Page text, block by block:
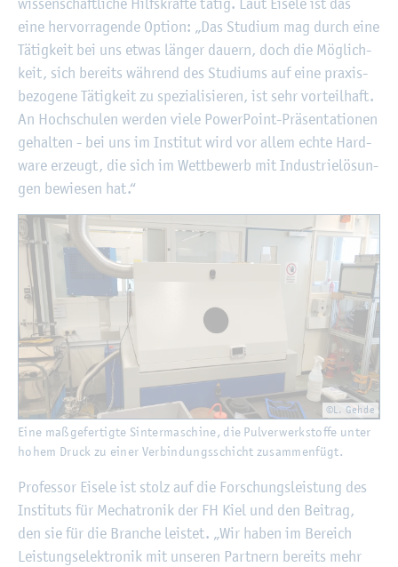
eine her­vor­ra­gen­de Op­ti­on: „Das Stu­di­um mag durch eine
Tä­tig­keit bei uns etwas län­ger dau­ern, doch die Mög­lich­
keit, sich be­reits wäh­rend des Stu­di­ums auf eine pra­xis­
be­zo­ge­ne Tä­tig­keit zu spe­zia­li­sie­ren, ist sehr vor­teil­haft.
An Hoch­schu­len wer­den viele Power­Point-Prä­sen­ta­tio­nen
ge­hal­ten - bei uns im In­sti­tut wird vor allem echte Hard­
ware er­zeugt, die sich im Wett­be­werb mit In­dus­trie­lö­sun­
gen be­wie­sen hat.“
©L. Gehde
Eine ma­ß­ge­fer­tig­te Sin­ter­ma­schi­ne, die Pul­ver­werk­stof­fe unter
hohem Druck zu einer Ver­bin­dungs­schicht zu­sam­men­fügt.
Pro­fes­sor Ei­se­le ist stolz auf die For­schungs­leis­tung des
In­sti­tuts für Me­cha­tro­nik der FH Kiel und den Bei­trag,
den sie für die Bran­che leis­tet. „Wir haben im Be­reich
Leis­tungs­elek­tro­nik mit un­se­ren Part­nern be­reits mehr